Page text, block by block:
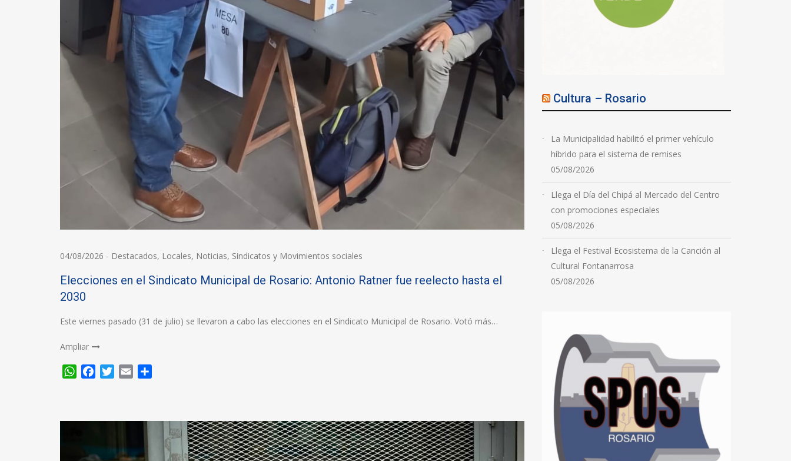
04/08/2026 - Destacados, Locales, Noticias, Sindicatos y Movimientos sociales
Elecciones en el Sindicato Municipal de Rosario: Antonio Ratner fue reelecto hasta el
2030
Este viernes pasado (31 de julio) se llevaron a cabo las elecciones en el Sindicato Municipal de Rosario. Votó más…
Ampliar
WhatsApp
FacebookTwitter
Email
Cultura – Rosario
La Municipalidad habilitó el primer vehículo
híbrido para el sistema de remises
05/08/2026
Llega el Día del Chipá al Mercado del Centro
con promociones especiales
05/08/2026
Llega el Festival Ecosistema de la Canción al
Cultural Fontanarrosa
05/08/2026